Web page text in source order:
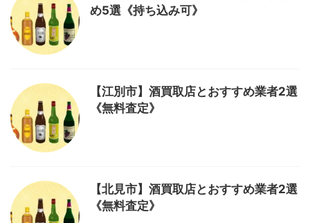
め5選《持ち込み可》
【江別市】酒買取店とおすすめ業者2選
《無料査定》
【北見市】酒買取店とおすすめ業者2選
《無料査定》